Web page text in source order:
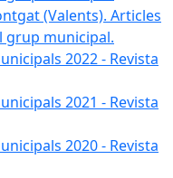
(Valents). Articles
grup municipal.
2022 - Revista
2021 - Revista
2020 - Revista